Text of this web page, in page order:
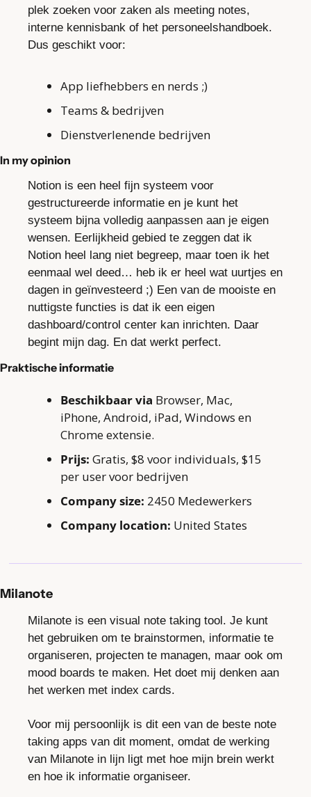
plek zoeken voor zaken als meeting notes,
interne kennisbank of het personeelshandboek.
Dus geschikt voor:
App liefhebbers en nerds ;)
Teams & bedrijven
Dienstverlenende bedrijven
In my opinion
Notion is een heel fijn systeem voor
gestructureerde informatie en je kunt het
systeem bijna volledig aanpassen aan je eigen
wensen. Eerlijkheid gebied te zeggen dat ik
Notion heel lang niet begreep, maar toen ik het
eenmaal wel deed… heb ik er heel wat uurtjes en
dagen in geïnvesteerd ;) Een van de mooiste en
nuttigste functies is dat ik een eigen
dashboard/control center kan inrichten. Daar
begint mijn dag. En dat werkt perfect.
Praktische informatie
Beschikbaar via Browser, Mac,
iPhone, Android, iPad, Windows en
Chrome extensie.
Prijs: Gratis, $8 voor individuals, $15
per user voor bedrijven
Company size: 2450 Medewerkers
Company location: United States
Milanote
Milanote is een visual note taking tool. Je kunt
het gebruiken om te brainstormen, informatie te
organiseren, projecten te managen, maar ook om
mood boards te maken. Het doet mij denken aan
het werken met index cards.
Voor mij persoonlijk is dit een van de beste note
taking apps van dit moment, omdat de werking
van Milanote in lijn ligt met hoe mijn brein werkt
en hoe ik informatie organiseer.